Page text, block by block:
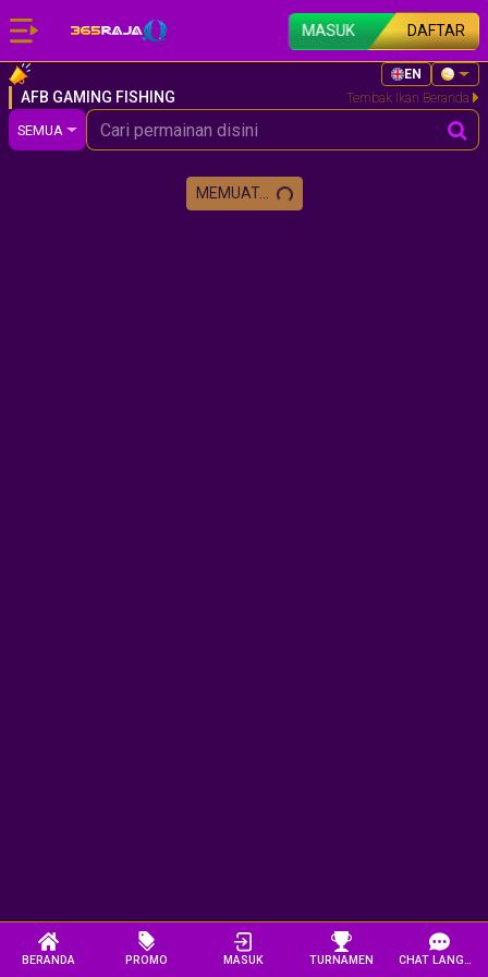
MASUK DAFTAR
EN
AFB GAMING FISHING Tembak Ikan Beranda
SEMUA
MEMUAT...
BERANDA PROMO MASUK TURNAMEN CHAT LANGSUNG